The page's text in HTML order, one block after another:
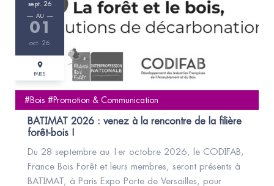
sept. 26
AU
01
oct. 26
PARIS
#Bois #Promotion & Communication
BATIMAT 2026 : venez à la rencontre de la filière
forêt-bois !
Du 28 septembre au 1er octobre 2026, le CODIFAB,
France Bois Forêt et leurs membres, seront présents à
BATIMAT, à Paris Expo Porte de Versailles, pour